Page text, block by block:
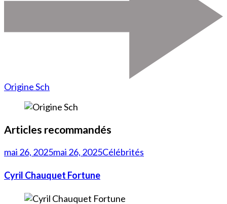
Origine Sch
Articles recommandés
mai 26, 2025mai 26, 2025Célébrités
Cyril Chauquet Fortune